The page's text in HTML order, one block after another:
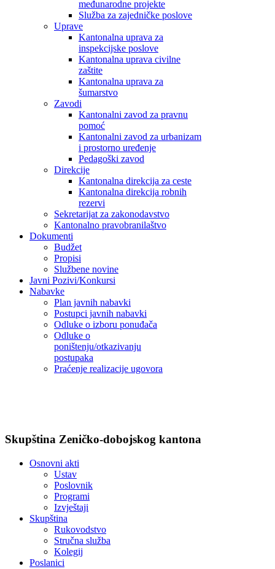
međunarodne projekte
Služba za zajedničke poslove
Uprave
Kantonalna uprava za
inspekcijske poslove
Kantonalna uprava civilne
zaštite
Kantonalna uprava za
šumarstvo
Zavodi
Kantonalni zavod za pravnu
pomoć
Kantonalni zavod za urbanizam
i prostorno uređenje
Pedagoški zavod
Direkcije
Kantonalna direkcija za ceste
Kantonalna direkcija robnih
rezervi
Sekretarijat za zakonodavstvo
Kantonalno pravobranilaštvo
Dokumenti
Budžet
Propisi
Službene novine
Javni Pozivi/Konkursi
Nabavke
Plan javnih nabavki
Postupci javnih nabavki
Odluke o izboru ponuđača
Odluke o
poništenju/otkazivanju
postupaka
Praćenje realizacije ugovora
Skupština Zeničko-dobojskog kantona
Osnovni akti
Ustav
Poslovnik
Programi
Izvještaji
Skupština
Rukovodstvo
Stručna služba
Kolegij
Poslanici